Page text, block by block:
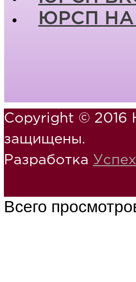
ЮРСП НА
Copyright © 2016
защищены.
Разработка
Всего